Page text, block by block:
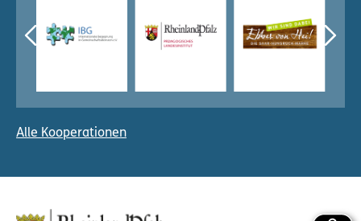
Alle Kooperationen